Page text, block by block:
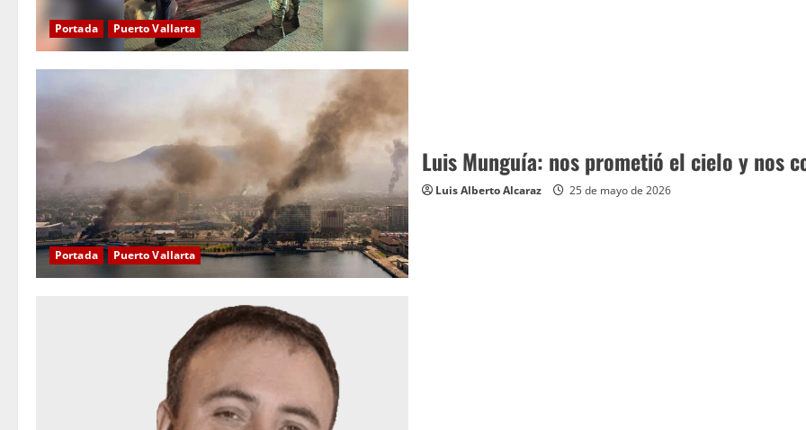
Portada Puerto Vallarta
Portada Puerto Vallarta
Luis Munguía: nos prometió el cielo y nos
Luis Alberto Alcaraz 25 de mayo de 2026